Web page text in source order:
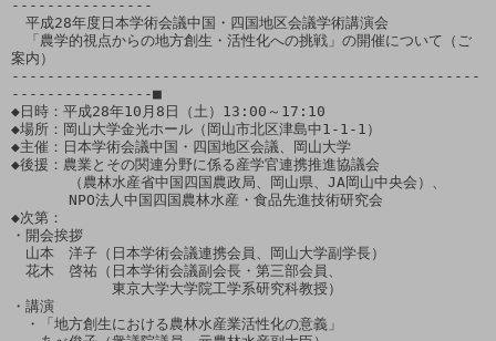
----------------
平成28年度日本学術会議中国・四国地区会議学術講演会
「農学的視点からの地方創生・活性化への挑戦」の開催について（ご
案内）
-----------------------------------------------------
----------------■
◆日時：平成28年10月8日（土）13:00～17:10
◆場所：岡山大学金光ホール（岡山市北区津島中1-1-1）
◆主催：日本学術会議中国・四国地区会議、岡山大学
◆後援：農業とその関連分野に係る産学官連携推進協議会
（農林水産省中国四国農政局、岡山県、JA岡山中央会）、
NPO法人中国四国農林水産・食品先進技術研究会
◆次第：
・開会挨拶
山本　洋子（日本学術会議連携会員、岡山大学副学長）
花木　啓祐（日本学術会議副会長・第三部会員、
東京大学大学院工学系研究科教授）
・講演
・「地方創生における農林水産業活性化の意義」